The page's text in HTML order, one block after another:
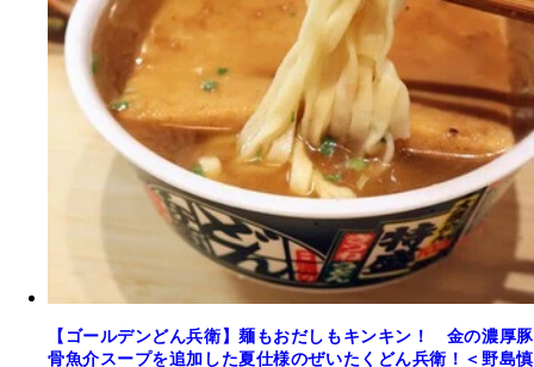
【ゴールデンどん兵衛】麺もおだしもキンキン！ 金の濃厚豚
骨魚介スープを追加した夏仕様のぜいたくどん兵衛！＜野島慎